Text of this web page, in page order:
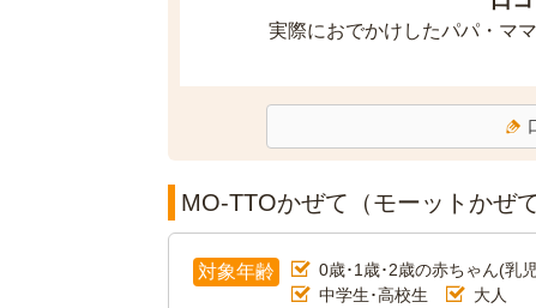
実際におでかけしたパパ・マ
MO-TTOかぜて（モーットかぜ
対象年齢 0歳･1歳･2歳の赤ちゃん(乳
中学生･高校生
大人